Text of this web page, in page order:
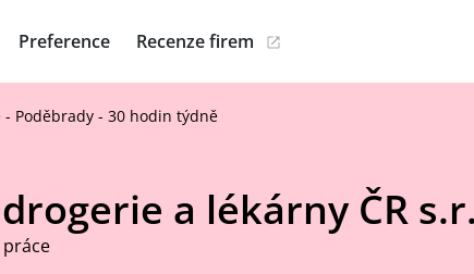
Preference Recenze firem
- Poděbrady - 30 hodin týdně
a lékárny ČR